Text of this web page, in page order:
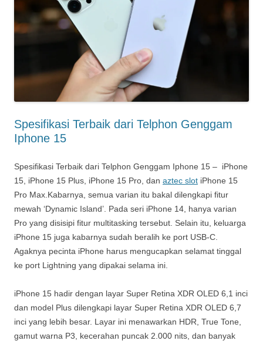
Spesifikasi Terbaik dari Telphon Genggam
Iphone 15
Spesifikasi Terbaik dari Telphon Genggam Iphone 15 – iPhone
15, iPhone 15 Plus, iPhone 15 Pro, dan aztec slot iPhone 15
Pro Max.Kabarnya, semua varian itu bakal dilengkapi fitur
mewah ‘Dynamic Island’. Pada seri iPhone 14, hanya varian
Pro yang disisipi fitur multitasking tersebut. Selain itu, keluarga
iPhone 15 juga kabarnya sudah beralih ke port USB-C.
Agaknya pecinta iPhone harus mengucapkan selamat tinggal
ke port Lightning yang dipakai selama ini.
iPhone 15 hadir dengan layar Super Retina XDR OLED 6,1 inci
dan model Plus dilengkapi layar Super Retina XDR OLED 6,7
inci yang lebih besar. Layar ini menawarkan HDR, True Tone,
gamut warna P3, kecerahan puncak 2.000 nits, dan banyak